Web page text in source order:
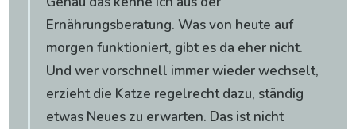
Ernährungsberatung. Was von heute auf
morgen funktioniert, gibt es da eher nicht.
Und wer vorschnell immer wieder wechselt,
erzieht die Katze regelrecht dazu, ständig
etwas Neues zu erwarten. Das ist nicht